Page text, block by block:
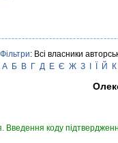
Фільтри: Всі власники
А Б В Г Д Е Є Ж З Й К
Введення коду